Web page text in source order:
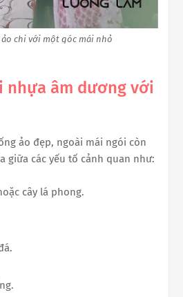
ảo chi với một góc mái nhỏ
nhựa âm dương với
ảo đẹp, ngoài mái ngói còn
giữa các yếu tố cảnh quan như:
cây lá phong.